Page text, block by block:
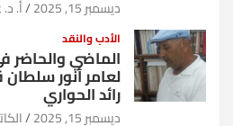
ديسمبر 15, 2025 أ.
الأدب والنقد
الماضي والحاضر
لعامر أنور سلطان
رائد الحواري
ديسمبر 15, 2025